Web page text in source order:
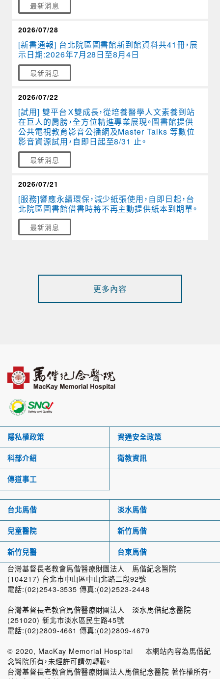
最新消息
[新書通報] 台北院區圖書館新到館資料共41冊，展
示日期:2026年7月28日至8月4日
最新消息
2026/07/28
[試用] 雙平台Ｘ雙成長，從培養醫學人文素養到站
在巨人的肩膀，全方位精進專業展現。圖書館提供
公共電視教育影音公播網及Master Talks 等數位
影音資源試用，自即日起至8/31 止。
最新消息
2026/07/22
[服務]響應永續環保，減少紙張使用，自即日起，台
北院區圖書館借書時將不再主動提供紙本到期單。
最新消息
2026/07/21
更多內容
隱私權政策 資通安全政策
科部介紹 衛教資訊
傳道事工
台北馬偕 淡水馬偕
兒童醫院 新竹馬偕
新竹兒醫 台東馬偕
台灣基督長老教會馬偕醫療財團法人 馬偕紀念醫院
(104217) 台北市中山區中山北路二段92號
電話:(02)2543-3535 傳真:(02)2523-2448
台灣基督長老教會馬偕醫療財團法人 淡水馬偕紀念醫院
(251020) 新北市淡水區民生路45號
電話:(02)2809-4661 傳真:(02)2809-4679
© 2020, MacKay Memorial Hospital 本網站內容為馬偕紀
念醫院所有，未經許可請勿轉載。
台灣基督長老教會馬偕醫療財團法人馬偕紀念醫院 著作權所有，